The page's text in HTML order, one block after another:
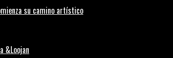
su camino artístico
&Loojan